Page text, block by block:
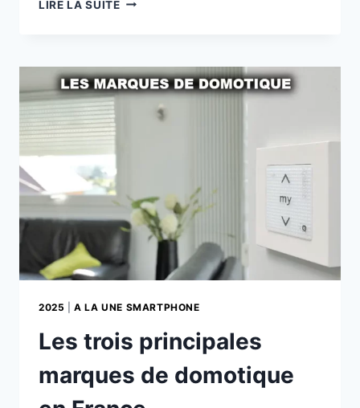
LIRE LA SUITE
SYSTÈMES
DE
SÉCURITÉ
CONNECTÉ
2025 |A LA UNE SMARTPHONE
Les trois principales
marques de domotique